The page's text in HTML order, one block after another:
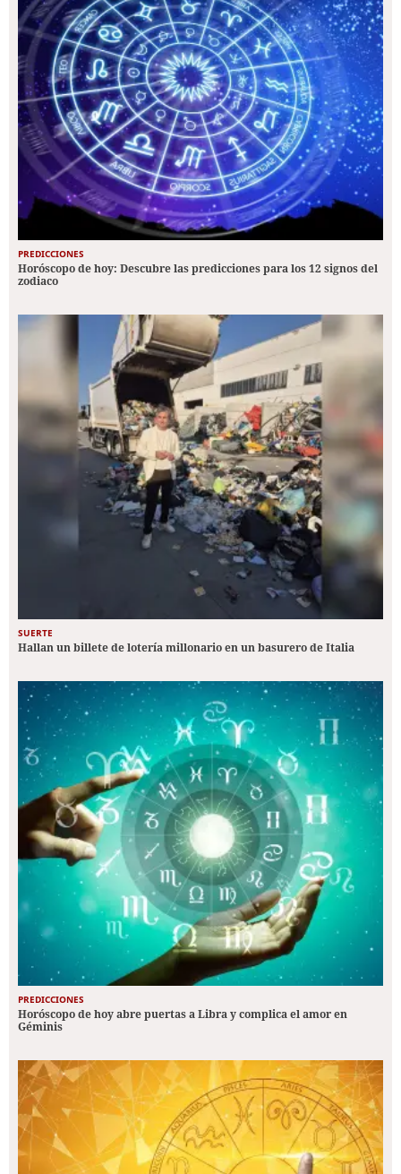
PREDICCIONES
Horóscopo de hoy: Descubre las predicciones para los 12 signos del
zodiaco
SUERTE
Hallan un billete de lotería millonario en un basurero de Italia
PREDICCIONES
Horóscopo de hoy abre puertas a Libra y complica el amor en
Géminis